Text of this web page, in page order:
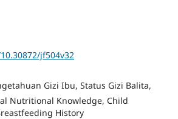
jf504v32
Gizi Ibu, Status Gizi Balita,
Nutritional Knowledge, Child
History